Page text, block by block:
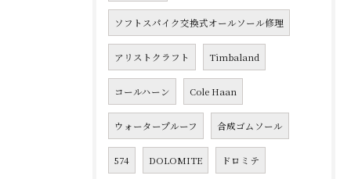
ソフトスパイク交換式オールソール修理
アリストクラフト Timbaland
コールハーン Cole Haan
ウォータープルーフ 合成ゴムソール
574 DOLOMITE ドロミテ